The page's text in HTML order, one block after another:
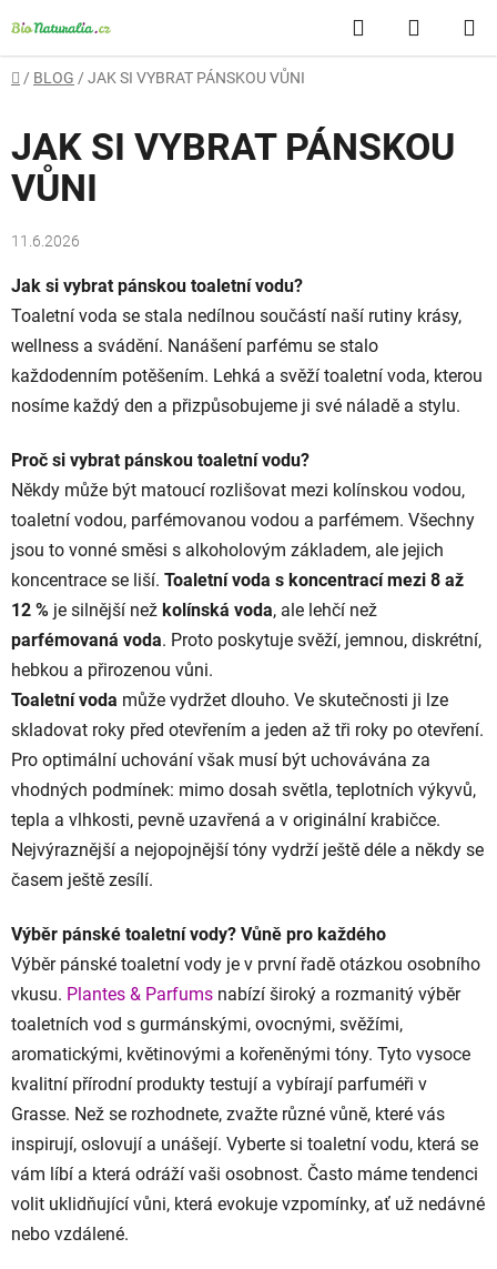
na
obsah
Hledat
KOŠÍK
Domů
/ BLOG / JAK SI VYBRAT PÁNSKOU VŮNI
JAK SI VYBRAT PÁNSKOU
VŮNI
11.6.2026
Jak si vybrat pánskou toaletní vodu?
Toaletní voda se stala nedílnou součástí naší rutiny krásy,
wellness a svádění. Nanášení parfému se stalo
každodenním potěšením. Lehká a svěží toaletní voda, kterou
nosíme každý den a přizpůsobujeme ji své náladě a stylu.
Proč si vybrat pánskou toaletní vodu?
Někdy může být matoucí rozlišovat mezi kolínskou vodou,
toaletní vodou, parfémovanou vodou a parfémem. Všechny
jsou to vonné směsi s alkoholovým základem, ale jejich
koncentrace se liší. Toaletní voda s koncentrací mezi 8 až
12 % je silnější než kolínská voda, ale lehčí než
parfémovaná voda. Proto poskytuje svěží, jemnou, diskrétní,
hebkou a přirozenou vůni.
Toaletní voda může vydržet dlouho. Ve skutečnosti ji lze
skladovat roky před otevřením a jeden až tři roky po otevření.
Pro optimální uchování však musí být uchovávána za
vhodných podmínek: mimo dosah světla, teplotních výkyvů,
tepla a vlhkosti, pevně uzavřená a v originální krabičce.
Nejvýraznější a nejopojnější tóny vydrží ještě déle a někdy se
časem ještě zesílí.
Výběr pánské toaletní vody? Vůně pro každého
Výběr pánské toaletní vody je v první řadě otázkou osobního
vkusu. Plantes & Parfums nabízí široký a rozmanitý výběr
toaletních vod s gurmánskými, ovocnými, svěžími,
aromatickými, květinovými a kořeněnými tóny. Tyto vysoce
kvalitní přírodní produkty testují a vybírají parfuméři v
Grasse. Než se rozhodnete, zvažte různé vůně, které vás
inspirují, oslovují a unášejí. Vyberte si toaletní vodu, která se
vám líbí a která odráží vaši osobnost. Často máme tendenci
volit uklidňující vůni, která evokuje vzpomínky, ať už nedávné
nebo vzdálené.